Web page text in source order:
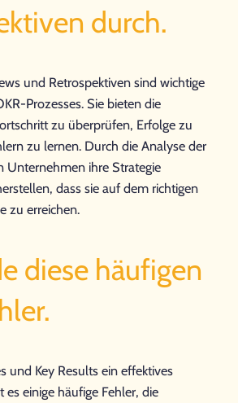
durch.
und Retrospektiven sind wichtige
Prozesses. Sie bieten die
zu überprüfen, Erfolge zu
zu lernen. Durch die Analyse der
Unternehmen ihre Strategie
dass sie auf dem richtigen
zu erreichen.
diese häufigen
und Key Results ein effektives
es einige häufige Fehler, die